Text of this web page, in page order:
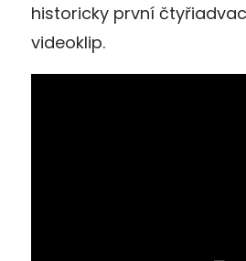
historicky první
videoklip.